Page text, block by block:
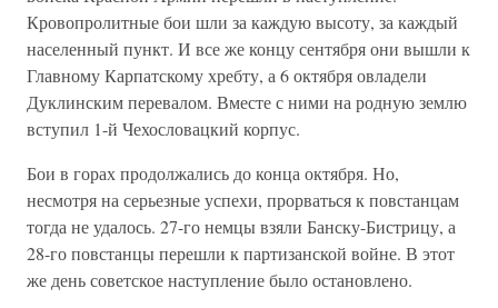
Кровопролитные бои шли за каждую высоту, за каждый
населенный пункт. И все же концу сентября они вышли к
Главному Карпатскому хребту, а 6 октября овладели
Дуклинским перевалом. Вместе с ними на родную землю
вступил 1-й Чехословацкий корпус.
Бои в горах продолжались до конца октября. Но,
несмотря на серьезные успехи, прорваться к повстанцам
тогда не удалось. 27-го немцы взяли Банску-Бистрицу, а
28-го повстанцы перешли к партизанской войне. В этот
же день советское наступление было остановлено.